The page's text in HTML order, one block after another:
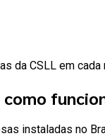
da CSLL em
instaladas no